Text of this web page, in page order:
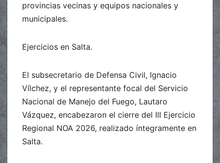
provincias vecinas y equipos nacionales y
municipales.
Ejercicios en Salta.
El subsecretario de Defensa Civil, Ignacio
Vílchez, y el representante focal del Servicio
Nacional de Manejo del Fuego, Lautaro
Vázquez, encabezaron el cierre del III Ejercicio
Regional NOA 2026, realizado íntegramente en
Salta.